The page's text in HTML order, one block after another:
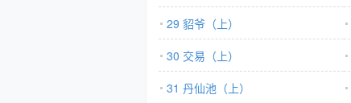
29 貂爷（上）
30 交易（上）
31 丹仙池（上）